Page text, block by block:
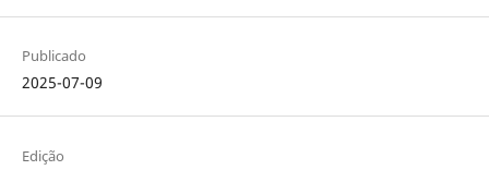
Publicado
2025-07-09
Edição